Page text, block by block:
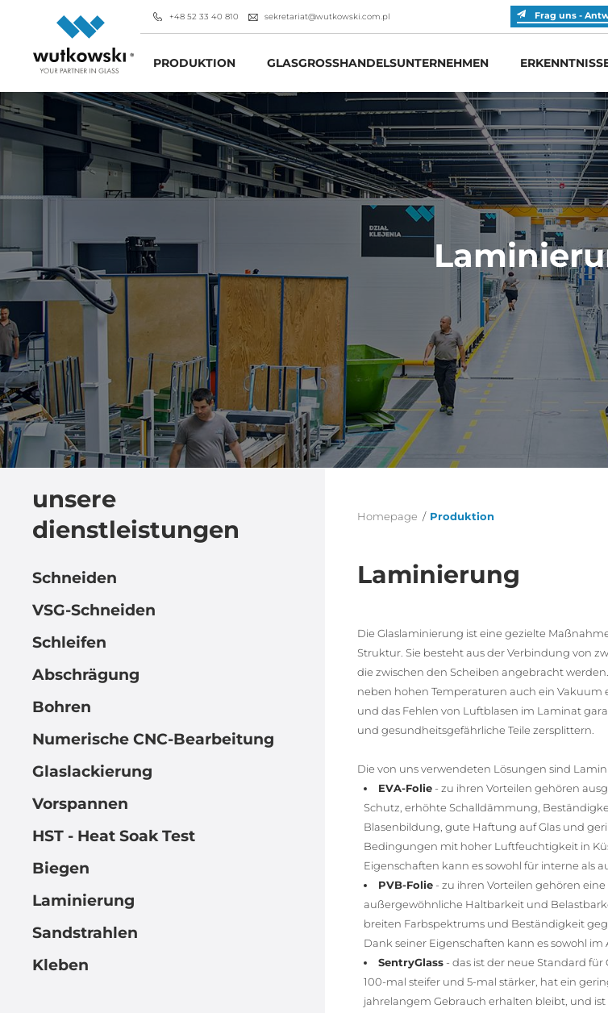
+48 52 33 40 810 sekretariat@wutkowski.com.pl Frag uns -
PRODUKTION GLASGROSSHANDELSUNTERNEHMEN
unsere
dienstleistungen
Schneiden
VSG-Schneiden
Schleifen
Abschrägung
Bohren
Numerische CNC-Bearbeitung
Glaslackierung
Vorspannen
HST - Heat Soak Test
Biegen
Laminierung
Sandstrahlen
Kleben
Homepage / Produktion
Laminierung
Die Glaslaminierung ist eine gezielte
Struktur. Sie besteht aus der Verbindung von
die zwischen den Scheiben angebracht
neben hohen Temperaturen auch ein Vakuum
und das Fehlen von Luftblasen im Laminat
und gesundheitsgefährliche Teile zersplittern.
Die von uns verwendeten Lösungen sind
EVA-Folie - zu ihren Vorteilen gehören
Schutz, erhöhte Schalldämmung,
Blasenbildung, gute Haftung auf Glas und
Bedingungen mit hoher Luftfeuchtigkeit in
Eigenschaften kann es sowohl für interne als
PVB-Folie - zu ihren Vorteilen gehören
außergewöhnliche Haltbarkeit und
breiten Farbspektrums und Beständigkeit
Dank seiner Eigenschaften kann es sowohl
SentryGlass - das ist der neue Standard
100-mal steifer und 5-mal stärker, hat ein
jahrelangem Gebrauch erhalten bleibt, und